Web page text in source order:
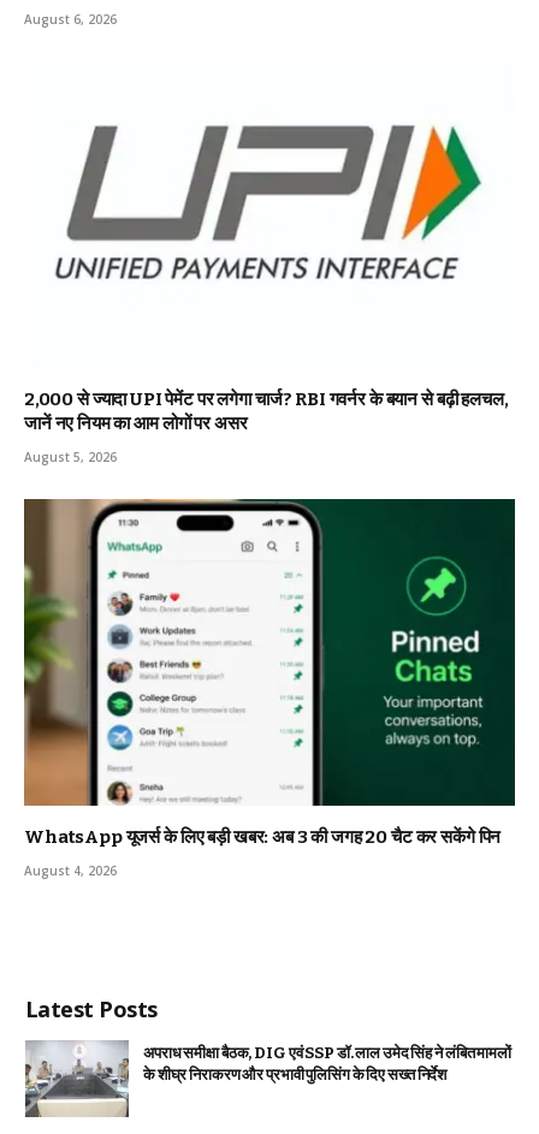
August 6, 2026
₹2,000 से ज्यादा UPI पेमेंट पर लगेगा चार्ज? RBI गवर्नर के बयान से बढ़ी हलचल,
जानें नए नियम का आम लोगों पर असर
August 5, 2026
WhatsApp यूजर्स के लिए बड़ी खबर: अब 3 की जगह 20 चैट कर सकेंगे पिन
August 4, 2026
Latest Posts
अपराध समीक्षा बैठक, DIG एवं SSP डॉ. लाल उमेद सिंह ने लंबित मामलों
के शीघ्र निराकरण और प्रभावी पुलिसिंग के दिए सख्त निर्देश